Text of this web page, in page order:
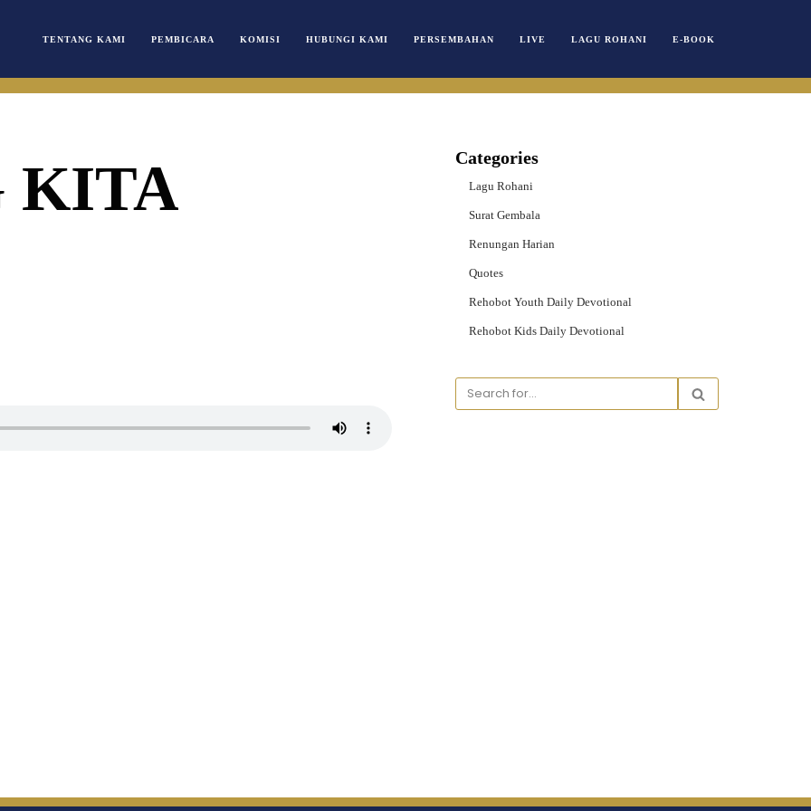
TENTANG KAMI PEMBICARA KOMISI HUBUNGI KAMI PERSEMBAHAN LIVE LAGU ROHANI E-BOOK
KITA
Categories
Lagu Rohani
Surat Gembala
Renungan Harian
Quotes
Rehobot Youth Daily Devotional
Rehobot Kids Daily Devotional